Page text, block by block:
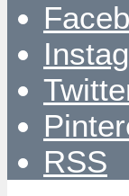
RSS